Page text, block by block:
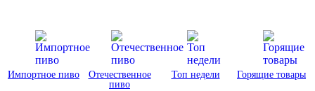
Импортное пиво
Отечественное
пиво
Топ недели Горящие товары